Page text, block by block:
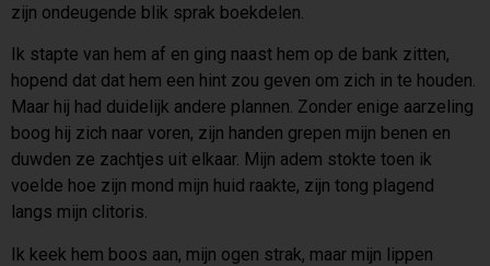
zijn ondeugende blik sprak boekdelen.
Ik stapte van hem af en ging naast hem op de bank zitten,
hopend dat dat hem een hint zou geven om zich in te houden.
Maar hij had duidelijk andere plannen. Zonder enige aarzeling
boog hij zich naar voren, zijn handen grepen mijn benen en
duwden ze zachtjes uit elkaar. Mijn adem stokte toen ik
voelde hoe zijn mond mijn huid raakte, zijn tong plagend
langs mijn clitoris.
Ik keek hem boos aan, mijn ogen strak, maar mijn lippen